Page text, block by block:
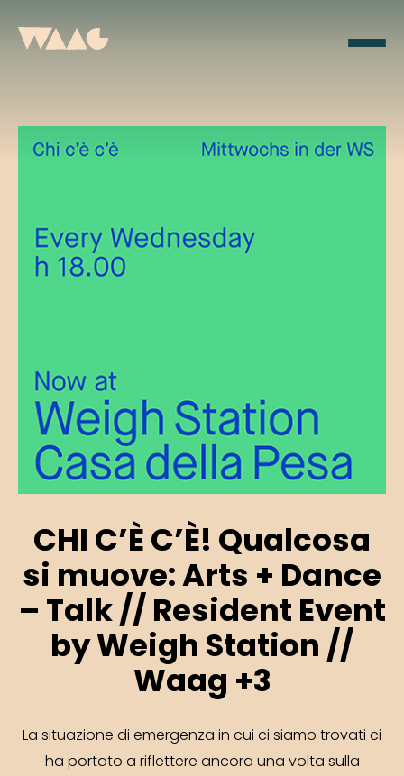
CHI C’È C’È! Qualcosa
si muove: Arts + Dance
– Talk // Resident Event
by Weigh Station //
Waag +3
La situazione di emergenza in cui ci siamo trovati ci
ha portato a riflettere ancora una volta sulla